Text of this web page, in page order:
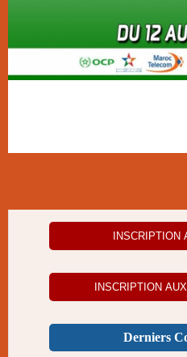
INSCRIPTION
INSCRIPTION
Derniers